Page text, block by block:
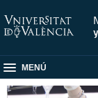
MENÚ